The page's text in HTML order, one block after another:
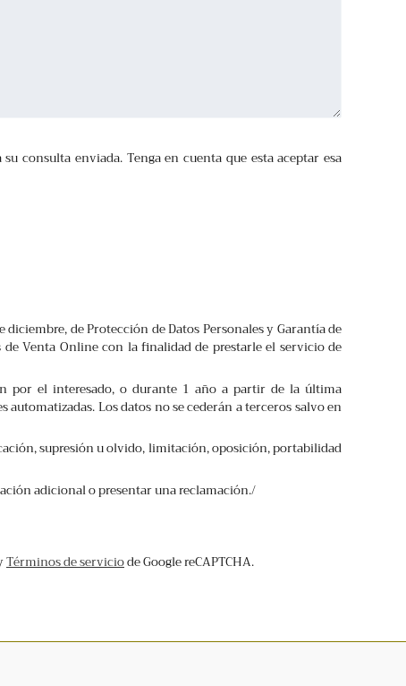
consulta enviada. Tenga en cuenta que esta aceptar esa
de Protección de Datos Personales y Garantía de
de Venta Online con la finalidad de prestarle el servicio de
por el interesado, o durante 1 año a partir de la última
Los datos no se cederán a terceros salvo en
supresión u olvido, limitación, oposición, portabilidad
adicional o presentar una reclamación./
Términos de serviciode Google reCAPTCHA.